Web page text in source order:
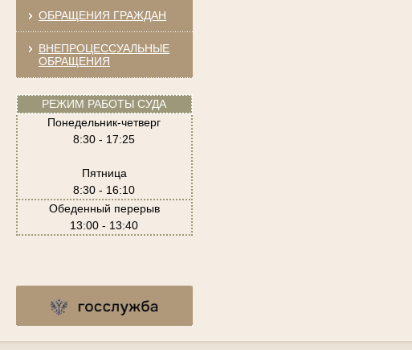
ОБРАЩЕНИЯ ГРАЖДАН
ВНЕПРОЦЕССУАЛЬНЫЕ
ОБРАЩЕНИЯ
РЕЖИМ РАБОТЫ СУДА
Понедельник-четверг
8:30 - 17:25
Пятница
8:30 - 16:10
Обеденный перерыв
13:00 - 13:40